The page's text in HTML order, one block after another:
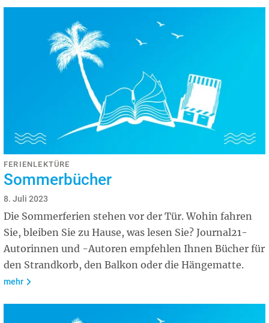
FERIENLEKTÜRE
Sommerbücher
8. Juli 2023
Die Sommerferien stehen vor der Tür. Wohin fahren
Sie, bleiben Sie zu Hause, was lesen Sie? Journal21-
Autorinnen und -Autoren empfehlen Ihnen Bücher für
den Strandkorb, den Balkon oder die Hängematte.
mehr